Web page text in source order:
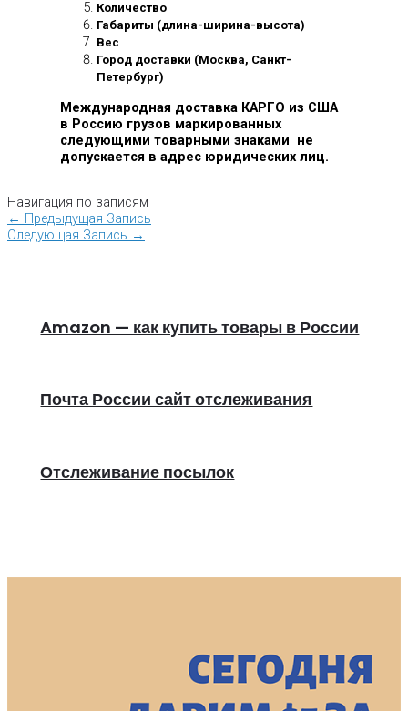
Количество
Габариты (длина-ширина-высота)
Вес
Город доставки (Москва, Санкт-
Петербург)
Международная доставка КАРГО из США
в Россию грузов маркированных
следующими товарными знаками не
допускается в адрес юридических лиц.
Навигация по записям
← Предыдущая Запись
Следующая Запись →
Amazon — как купить товары в России
Почта России сайт отслеживания
Отслеживание посылок